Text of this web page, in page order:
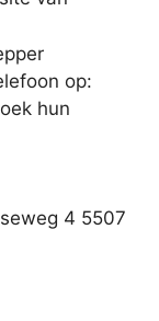
op:
hun
4 5507